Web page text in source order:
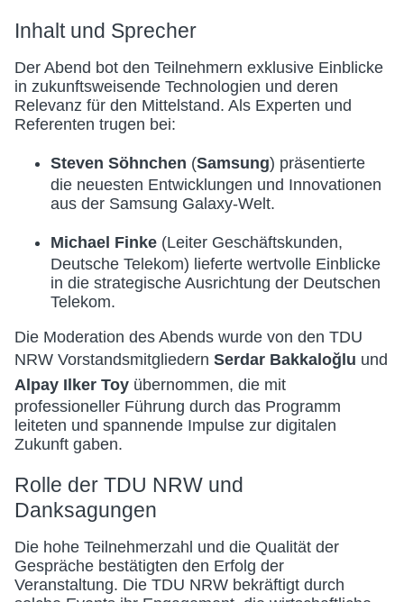
Inhalt und Sprecher
Der Abend bot den Teilnehmern exklusive Einblicke
in zukunftsweisende Technologien und deren
Relevanz für den Mittelstand. Als Experten und
Referenten trugen bei:
Steven Söhnchen (Samsung) präsentierte
die neuesten Entwicklungen und Innovationen
aus der Samsung Galaxy-Welt.
Michael Finke (Leiter Geschäftskunden,
Deutsche Telekom) lieferte wertvolle Einblicke
in die strategische Ausrichtung der Deutschen
Telekom.
Die Moderation des Abends wurde von den TDU
NRW Vorstandsmitgliedern Serdar Bakkaloğlu und
Alpay Ilker Toy übernommen, die mit
professioneller Führung durch das Programm
leiteten und spannende Impulse zur digitalen
Zukunft gaben.
Rolle der TDU NRW und
Danksagungen
Die hohe Teilnehmerzahl und die Qualität der
Gespräche bestätigten den Erfolg der
Veranstaltung. Die TDU NRW bekräftigt durch